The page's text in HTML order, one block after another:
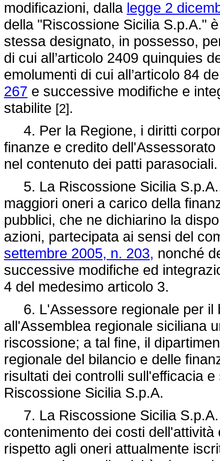
modificazioni, dalla legge 2
della "Riscossione Sicilia S.p.A."
stessa designato, in possesso,
di cui all’articolo 2409 quinquies
emolumenti di cui all’articolo 84
267 e successive modifiche e
stabilite [2].
4. Per la Regione, i diritti
finanze e credito
nel contenuto dei patti parasociali.
5. La Riscossione Sicilia
maggiori oneri a carico della
pubblici, che ne dichiarino la
azioni, partecipata ai sensi del
settembre 2005, n. 203, nonché
successive modifiche ed
4 del medesimo articolo 3.
6. L'Assessore regionale per il
all'Assemblea regionale siciliana
riscossione; a tal fine, il
regionale del bilancio e delle
risultati dei controlli sull'efficacia
Riscossione Sicilia S.p.A.
7. La Riscossione Sicilia
contenimento dei costi
rispetto agli oneri attualmente